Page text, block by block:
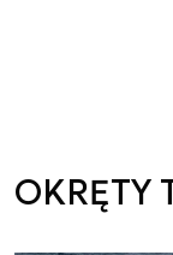
OKRĘTY